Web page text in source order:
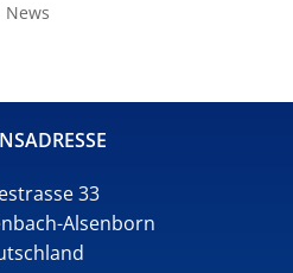
News
33
Alsenborn